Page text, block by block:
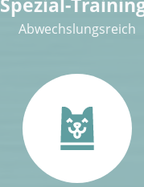
Abwechslungsreich